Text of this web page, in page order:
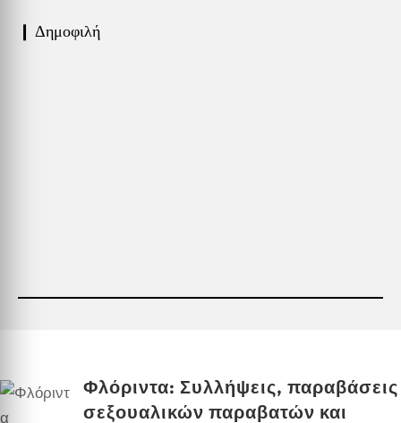
❙ Δημοφιλή
Φλόριντα: Συλλήψεις, παραβάσεις
σεξουαλικών παραβατών και